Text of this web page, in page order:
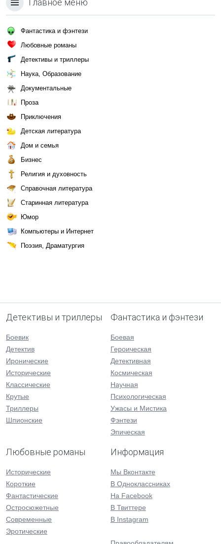
Главное меню
Фантастика и фэнтези
Любовные романы
Детективы и триллеры
Наука, Образование
Документальные
Проза
Приключения
Детская литература
Дом и семья
Бизнес
Религия и духовность
Справочная литература
Старинная литература
Юмор
Компьютеры и Интернет
Поэзия, Драматургия
Детективы и триллеры
Боевик
Детектив
Иронические
Исторические
Классические
Крутые
Триллеры
Шпионские
Фантастика и фэнтези
Боевая
Героическая
Детективная
Космическая
Научная
Психологическая
Ужасы и Мистика
Фэнтези
Эпическая
Любовные романы
Исторические
Короткие
Фантастические
Остросюжетные
Современные
Эротические
Информация
Мы Вконтакте
В Одноклассниках
На Facebook
В Твиттере
В Instagram